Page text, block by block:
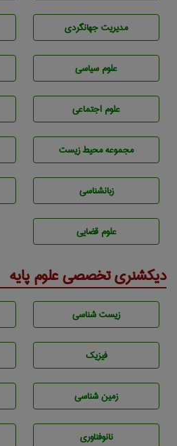
مديريت جهانگردی
علوم سياسی
علوم اجتماعی
مجموعه محيط زيست
زبانشناسی
علوم قضایی
دیکشنری تخصصی علوم پایه
زيست شناسی
فیزیک
زمين شناسی
نانوفناوری